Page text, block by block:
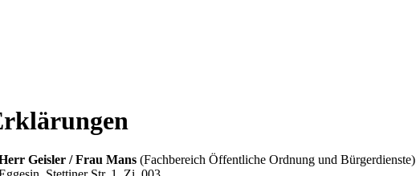
Geisler / Frau Mans (Fachbereich Öffentliche Ordnung und Bürgerdienste)